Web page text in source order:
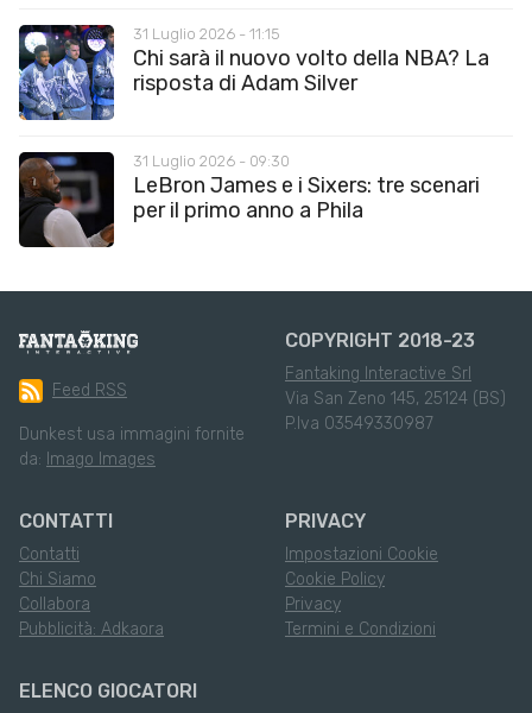
31 Luglio 2026 - 11:15
Chi sarà il nuovo volto della NBA? La
risposta di Adam Silver
31 Luglio 2026 - 09:30
LeBron James e i Sixers: tre scenari
per il primo anno a Phila
Feed RSS
Dunkest usa immagini fornite
da: Imago Images
COPYRIGHT 2018-23
Fantaking Interactive Srl
Via San Zeno 145, 25124 (BS)
P.Iva 03549330987
CONTATTI
Contatti
Chi Siamo
Collabora
Pubblicità: Adkaora
PRIVACY
Impostazioni Cookie
Cookie Policy
Privacy
Termini e Condizioni
ELENCO GIOCATORI